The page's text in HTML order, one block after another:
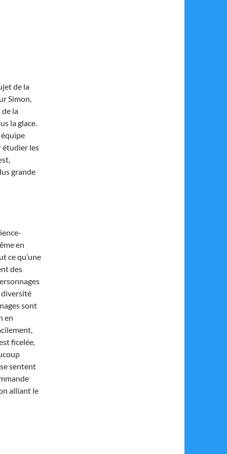
de la
Simon,
de la
la glace.
équipe
étudier les
grande
en
ce qu’une
des
diversité
sont
en
ficelée.
sentent
alliant le